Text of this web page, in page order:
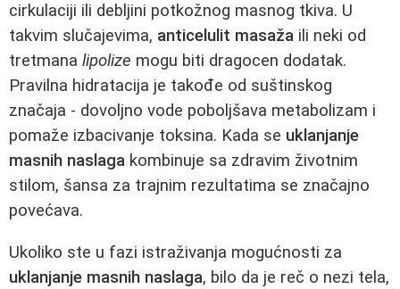
cirkulaciji ili debljini potkožnog masnog tkiva. U
takvim slučajevima, anticelulit masaža ili neki od
tretmana lipolize mogu biti dragocen dodatak.
Pravilna hidratacija je takođe od suštinskog
značaja - dovoljno vode poboljšava metabolizam i
pomaže izbacivanje toksina. Kada se uklanjanje
masnih naslaga kombinuje sa zdravim životnim
stilom, šansa za trajnim rezultatima se značajno
povećava.
Ukoliko ste u fazi istraživanja mogućnosti za
uklanjanje masnih naslaga, bilo da je reč o nezi tela,